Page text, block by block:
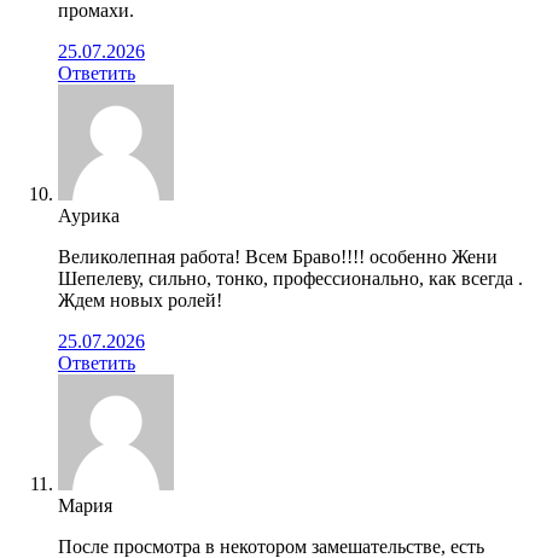
промахи.
25.07.2026
Ответить
Аурика
Великолепная работа! Всем Браво!!!! особенно Жени
Шепелеву, сильно, тонко, профессионально, как всегда .
Ждем новых ролей!
25.07.2026
Ответить
Мария
После просмотра в некотором замешательстве, есть